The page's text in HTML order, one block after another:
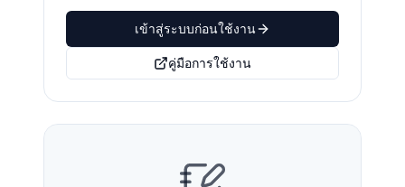
เข้าสู่ระบบก่อนใช้งาน
คู่มือการใช้งาน